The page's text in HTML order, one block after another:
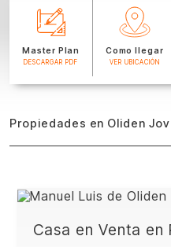
Master Plan
DESCARGAR PDF
Como llegar
VER UBICACIÓN
Propiedades en Oliden
Casa en Venta en